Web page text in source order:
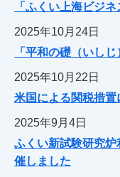
「ふくい上海ビジ
2025年10月24日
「平和の礎（いし
2025年10月22日
米国による関税措
2025年9月4日
ふくい新試験研究
催しました